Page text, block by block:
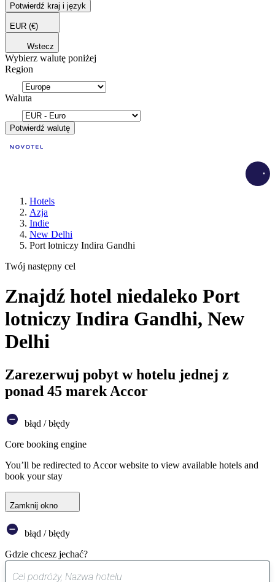
Potwierdź kraj i język
EUR (€)
Wstecz
Wybierz walutę poniżej
Region
Waluta
Potwierdź walutę
Hotels
Azja
Indie
New Delhi
Port lotniczy Indira Gandhi
Twój następny cel
Znajdź hotel niedaleko Port
lotniczy Indira Gandhi, New
Delhi
Zarezerwuj pobyt w hotelu jednej z
ponad 45 marek Accor
błąd / błędy
Core booking engine
You’ll be redirected to Accor website to view available hotels and
book your stay
Zamknij okno
błąd / błędy
Gdzie chcesz jechać?